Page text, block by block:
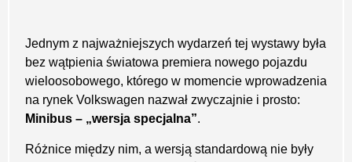
Jednym z najważniejszych wydarzeń tej wystawy była
bez wątpienia światowa premiera nowego pojazdu
wieloosobowego, którego w momencie wprowadzenia
na rynek Volkswagen nazwał zwyczajnie i prosto:
Minibus – „wersja specjalna”.
Różnice między nim, a wersją standardową nie były